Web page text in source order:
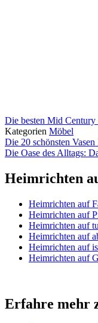
Die besten Mid Century
Kategorien Möbel
Die 20 schönsten Vasen
Die Oase des Alltags:
Heimrichten
Heimrichten auf
Heimrichten auf
Heimrichten auf
Heimrichten auf
Heimrichten auf
Heimrichten auf
Erfahre mehr